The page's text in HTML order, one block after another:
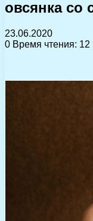
овсянка со
23.06.2020
0 Время чтения: 12